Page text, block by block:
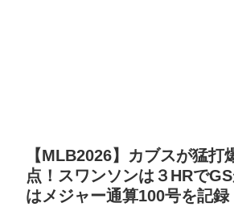
【MLB2026】カブスが猛打
点！スワンソンは３HRで
はメジャー通算100号を記録